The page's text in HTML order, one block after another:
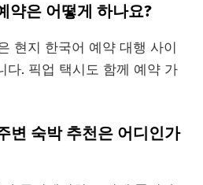
약은 어떻게 하나요?
현지 한국어 예약 대행 사이
다. 픽업 택시도 함께 예약 가
변 숙박 추천은 어디인가